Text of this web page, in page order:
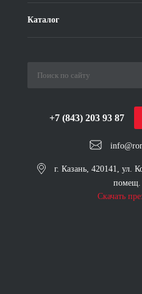
Каталог
+7 (843) 203 93 87
г. Казань, 420141, ул.
помещ.
Скачать